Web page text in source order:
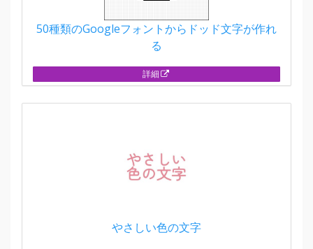
50種類のGoogleフォントからドッド文字が作れ
る
詳細
やさしい色の文字